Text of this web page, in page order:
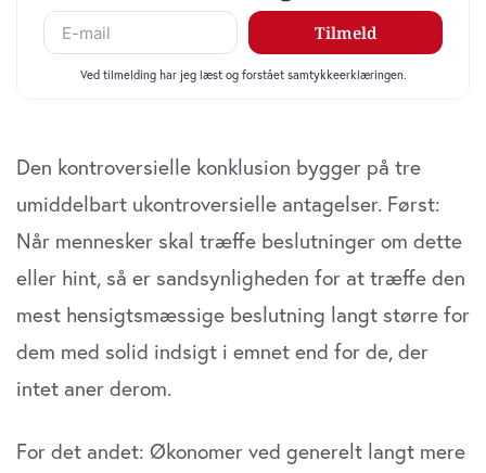
Den kontroversielle konklusion bygger på tre
umiddelbart ukontroversielle antagelser. Først:
Når mennesker skal træffe beslutninger om dette
eller hint, så er sandsynligheden for at træffe den
mest hensigtsmæssige beslutning langt større for
dem med solid indsigt i emnet end for de, der
intet aner derom.
For det andet: Økonomer ved generelt langt mere